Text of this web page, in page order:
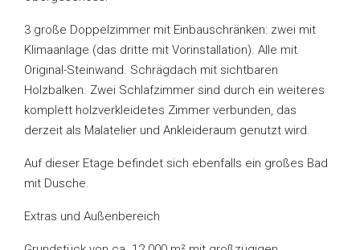
3 große Doppelzimmer mit Einbauschränken: zwei mit
Klimaanlage (das dritte mit Vorinstallation). Alle mit
Original-Steinwand. Schrägdach mit sichtbaren
Holzbalken. Zwei Schlafzimmer sind durch ein weiteres
komplett holzverkleidetes Zimmer verbunden, das
derzeit als Malatelier und Ankleideraum genutzt wird.
Auf dieser Etage befindet sich ebenfalls ein großes Bad
mit Dusche.
Extras und Außenbereich